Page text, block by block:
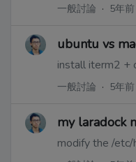
一般討論 · 5年前
ubuntu vs
install iterm2 +
一般討論 · 5年前
my laradock
modify the /